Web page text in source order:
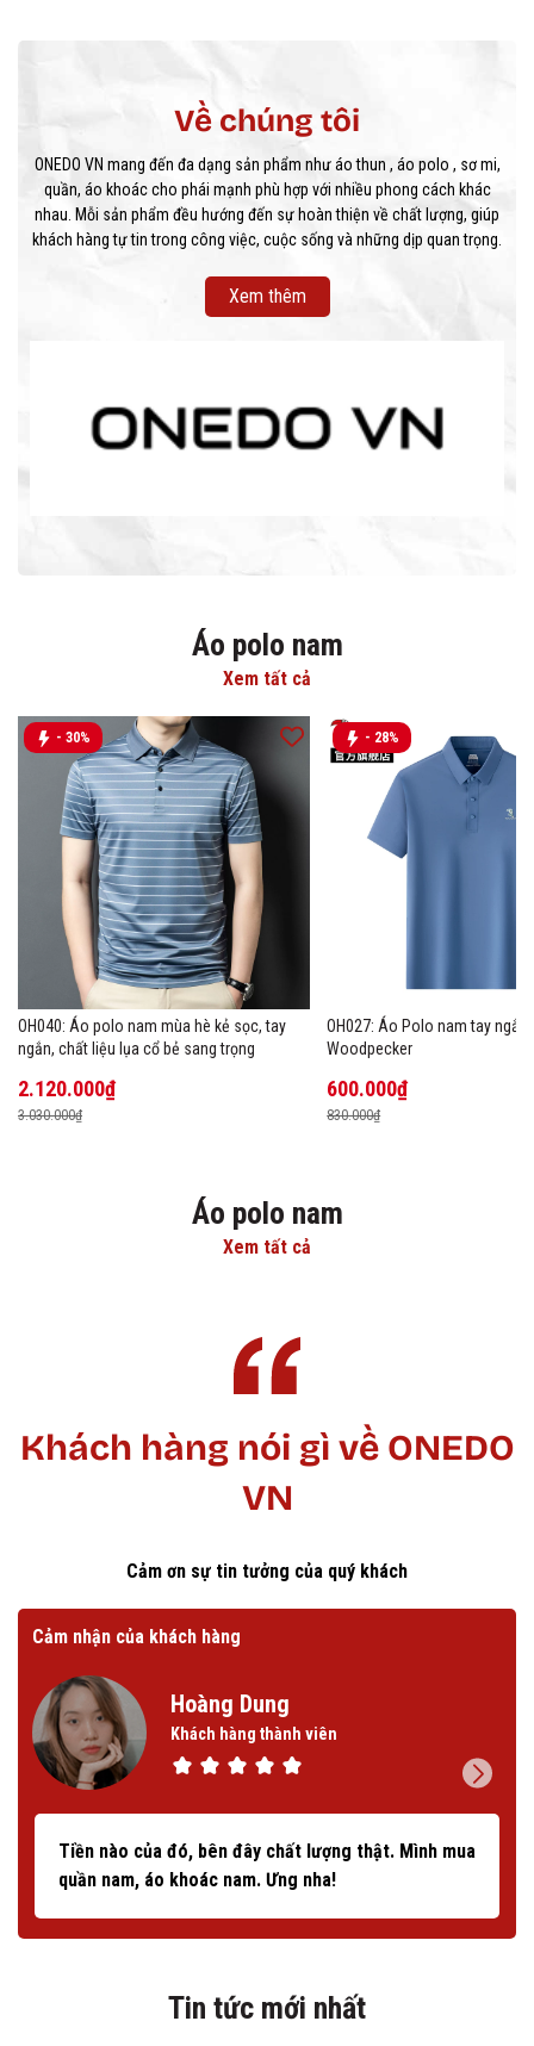
Về chúng tôi
ONEDO VN mang đến đa dạng sản phẩm như áo thun , áo polo , sơ mi,
quần, áo khoác cho phái mạnh phù hợp với nhiều phong cách khác
nhau. Mỗi sản phẩm đều hướng đến sự hoàn thiện về chất lượng, giúp
khách hàng tự tin trong công việc, cuộc sống và những dịp quan trọng.
Xem thêm
Áo polo nam
Xem tất cả
- 30%
OH040: Áo polo nam mùa hè kẻ sọc, tay
ngắn, chất liệu lụa cổ bẻ sang trọng
2.120.000₫
3.030.000₫
- 28%
OH027: Áo Polo nam tay ngắn
Woodpecker
600.000₫
830.000₫
Áo polo nam
Xem tất cả
Khách hàng nói gì về ONEDO
VN
Cảm ơn sự tin tưởng của quý khách
Cảm nhận của khách hàng
Hoàng Dung
Khách hàng thành viên
Tiền nào của đó, bên đây chất lượng thật. Mình mua
quần nam, áo khoác nam. Ưng nha!
Tin tức mới nhất